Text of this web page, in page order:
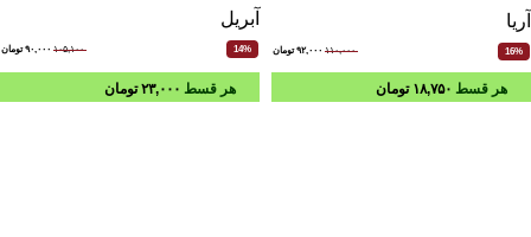
آریا
16% ۱۱۰,۰۰۰ ۹۲,۰۰۰ تومان
آبریل
14% ۱۰۵,۱۰۰ ۹۰,۰۰۰ تومان
هر قسط ۱۸,۷۵۰ تومان هر قسط ۲۳,۰۰۰ تومان